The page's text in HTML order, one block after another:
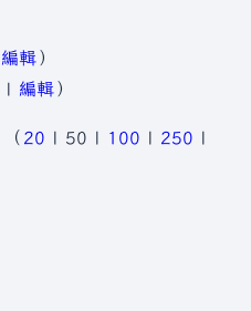
編輯）
| 編輯）
（ 20 | 50 | 100 | 250 |